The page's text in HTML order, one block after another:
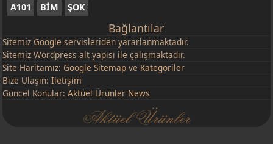
A101 BİM ŞOK
Bağlantılar
Sitemiz Google servisleriden yararlanmaktadır.
Sitemiz Wordpress alt yapısı ile çalışmaktadır.
Site Haritamız: Google Sitemap ve Kategoriler
Bize Ulaşın:İletişim
Güncel Konular:Aktüel Ürünler News